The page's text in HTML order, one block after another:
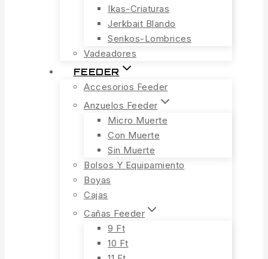
Ikas-Criaturas
Jerkbait Blando
Senkos-Lombrices
Vadeadores
FEEDER
Accesorios Feeder
Anzuelos Feeder
Micro Muerte
Con Muerte
Sin Muerte
Bolsos Y Equipamiento
Boyas
Cajas
Cañas Feeder
9 Ft
10 Ft